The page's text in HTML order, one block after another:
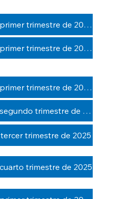
Informe del gerente del primer trimestre de 2026
Informe del gerente del primer trimestre de 2026
Informe del gerente del primer trimestre de 2025
Informe del gerente del segundo trimestre de 2025
trimestre de 2025
trimestre de 2025